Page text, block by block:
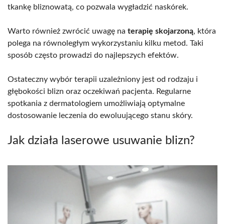
tkankę bliznowatą, co pozwala wygładzić naskórek.
Warto również zwrócić uwagę na terapię skojarzoną, która
polega na równoległym wykorzystaniu kilku metod. Taki
sposób często prowadzi do najlepszych efektów.
Ostateczny wybór terapii uzależniony jest od rodzaju i
głębokości blizn oraz oczekiwań pacjenta. Regularne
spotkania z dermatologiem umożliwiają optymalne
dostosowanie leczenia do ewoluującego stanu skóry.
Jak działa laserowe usuwanie blizn?